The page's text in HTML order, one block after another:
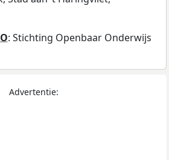
: Stichting Openbaar Onderwijs
Advertentie: